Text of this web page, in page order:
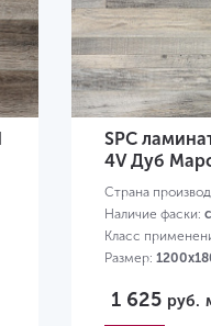
SPC
4V Дуб
Страна
Наличие фаски:
Класс
Размер:
1 625 руб.